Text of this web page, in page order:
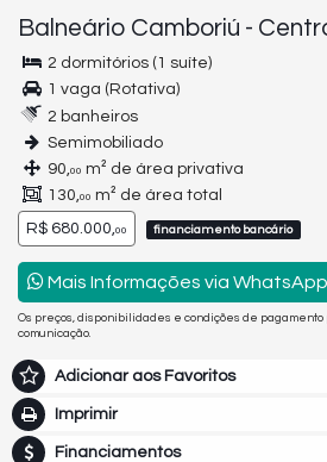
Balneário Camboriú -
2 dormitórios (1 suíte)
1 vaga (Rotativa)
2 banheiros
Semimobiliado
90,00 m² de área privativa
130,00 m² de área total
R$ 680.000,00 financiamento bancário
Mais Informações via WhatsApp
Os preços, disponibilidades e condições de
comunicação.
Adicionar aos Favoritos
Imprimir
Financiamentos